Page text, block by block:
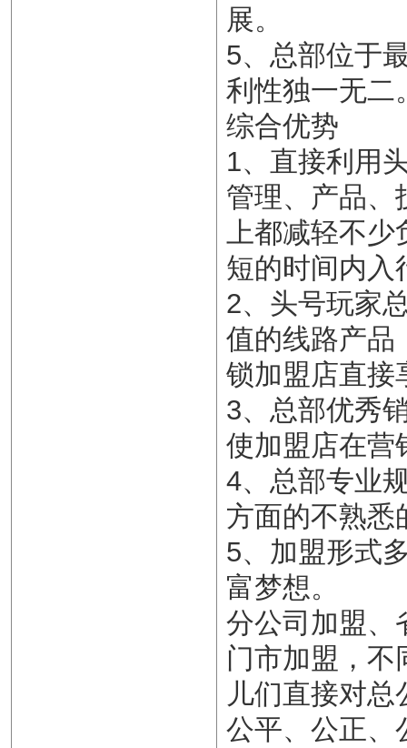
展。
5、总部位于
利性独一无二
综合优势
1、直接利用
管理、产品、
上都减轻不
短的时间内入
2、头号玩家
值的线路产品
锁加盟店直接
3、总部优秀
使加盟店在营
4、总部专业
方面的不熟悉
5、加盟形式
富梦想。
分公司加盟、
门市加盟，不
儿们直接对
公平、公正、